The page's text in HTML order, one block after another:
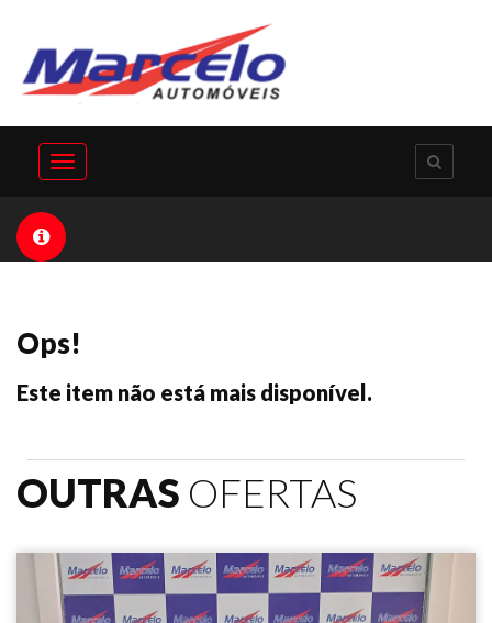
Toggle
navigation
Ops!
Este item não está mais disponível.
OUTRAS OFERTAS